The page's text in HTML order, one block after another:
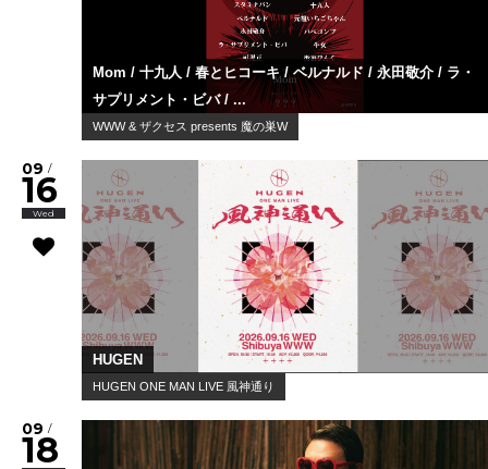
Mom / 十九人 / 春とヒコーキ / ベルナルド / 永田敬介 / ラ・
サプリメント・ビバ / ...
WWW & ザクセス presents 魔の巣W
09 /
16
Wed
HUGEN
HUGEN ONE MAN LIVE 風神通り
09 /
18